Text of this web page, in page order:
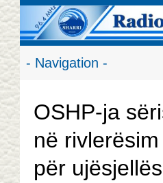
OSHP-ja
në
për